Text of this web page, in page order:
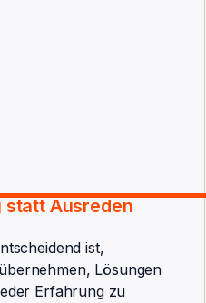
Ausreden
ist,
Lösungen
Erfahrung zu